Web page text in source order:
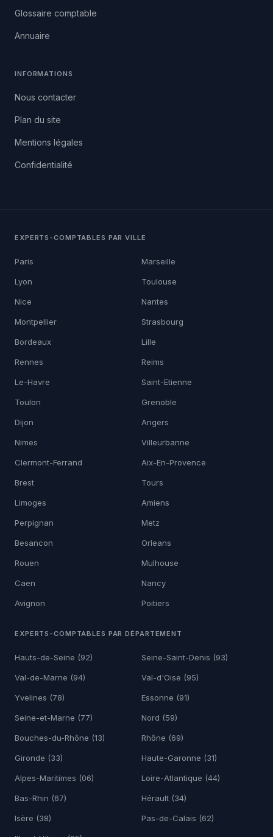
Glossaire comptable
Annuaire
INFORMATIONS
Nous contacter
Plan du site
Mentions légales
Confidentialité
EXPERTS-COMPTABLES PAR VILLE
Paris Marseille
Lyon Toulouse
Nice Nantes
Montpellier Strasbourg
Bordeaux Lille
Rennes Reims
Le-Havre Saint-Etienne
Toulon Grenoble
Dijon Angers
Nimes Villeurbanne
Clermont-Ferrand Aix-En-Provence
Brest Tours
Limoges Amiens
Perpignan Metz
Besancon Orleans
Rouen Mulhouse
Caen Nancy
Avignon Poitiers
EXPERTS-COMPTABLES PAR DÉPARTEMENT
Hauts-de-Seine (92) Seine-Saint-Denis (93)
Val-de-Marne (94) Val-d'Oise (95)
Yvelines (78) Essonne (91)
Seine-et-Marne (77) Nord (59)
Bouches-du-Rhône (13) Rhône (69)
Gironde (33) Haute-Garonne (31)
Alpes-Maritimes (06) Loire-Atlantique (44)
Bas-Rhin (67) Hérault (34)
Isère (38) Pas-de-Calais (62)